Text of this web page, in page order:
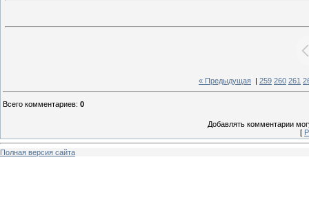
« Предыдущая 259 260 261
Всего комментариев: 0
Добавлять комментарии
[
Полная версия сайта